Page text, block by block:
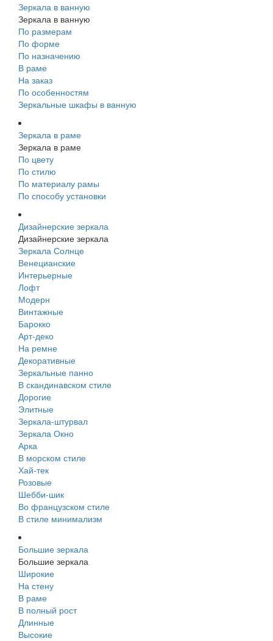
Зеркала в ванную
Зеркала в ванную
По размерам
По форме
По назначению
В раме
На заказ
По особенностям
Зеркальные шкафы в ванную
Зеркала в раме
Зеркала в раме
По цвету
По стилю
По материалу рамы
По способу установки
Дизайнерские зеркала
Дизайнерские зеркала
Зеркала Солнце
Венецианские
Интерьерные
Лофт
Модерн
Винтажные
Барокко
Арт-деко
На ремне
Декоративные
Зеркальные панно
В скандинавском стиле
Дорогие
Элитные
Зеркала-штурвал
Зеркала Окно
Арка
В морском стиле
Хай-тек
Розовые
Шебби-шик
Во французском стиле
В стиле минимализм
Большие зеркала
Большие зеркала
Широкие
На стену
В раме
В полный рост
Длинные
Высокие